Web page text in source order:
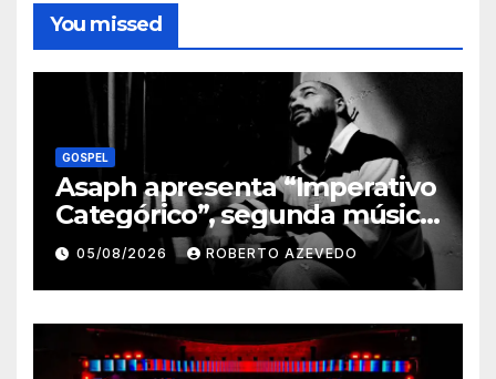
You missed
GOSPEL
Asaph apresenta “Imperativo
Categórico”, segunda música
de trabalho de seu novo
álbum pela Onimusic
05/08/2026 ROBERTO AZEVEDO